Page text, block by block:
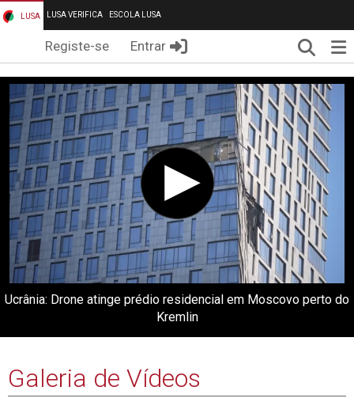
LUSA LUSA VERIFICA ESCOLA LUSA
Registe-se Entrar
Ucrânia: Drone atinge prédio residencial em Moscovo perto do
Kremlin
Galeria de Vídeos